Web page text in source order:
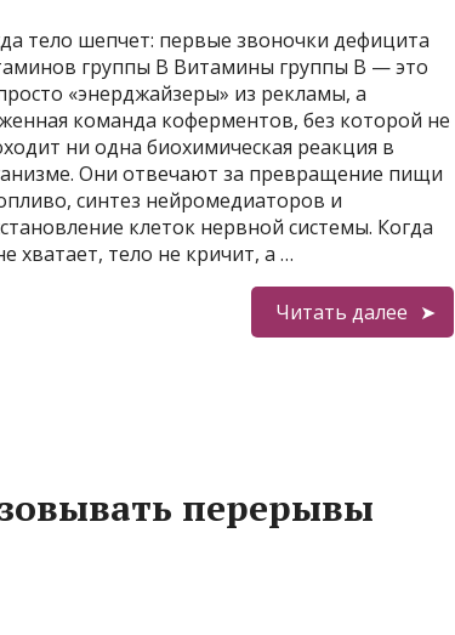
тело шепчет: первые звоночки дефицита
группы B Витамины группы B — это
«энерджайзеры» из рекламы, а
команда коферментов, без которой не
ни одна биохимическая реакция в
Они отвечают за превращение пищи
синтез нейромедиаторов и
клеток нервной системы. Когда
хватает, тело не кричит, а …
Читать далее
перерывы